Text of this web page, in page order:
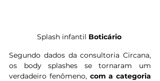
Splash infantil Boticário
Segundo dados da consultoria Circana,
os body splashes se tornaram um
verdadeiro fenômeno, com a categoria